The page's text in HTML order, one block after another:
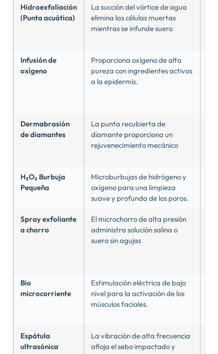
Hidroexfoliación
(Punta acuática)
La succión del vórtice de agua
elimina las células muertas
mientras se infunde suero
Infusión de
oxígeno
Proporciona oxígeno de alta
pureza con ingredientes activos
a la epidermis.
Dermabrasión
de diamantes
La punta recubierta de
diamante proporciona un
rejuvenecimiento mecánico
H₂O₂ Burbuja
Pequeña
Microburbujas de hidrógeno y
oxígeno para una limpieza
suave y profunda de los poros.
Spray exfoliante
a chorro
El microchorro de alta presión
administra solución salina o
suero sin agujas
Bio
microcorriente
Estimulación eléctrica de bajo
nivel para la activación de los
músculos faciales.
Espátula
ultrasónica
La vibración de alta frecuencia
afloja el sebo impactado y